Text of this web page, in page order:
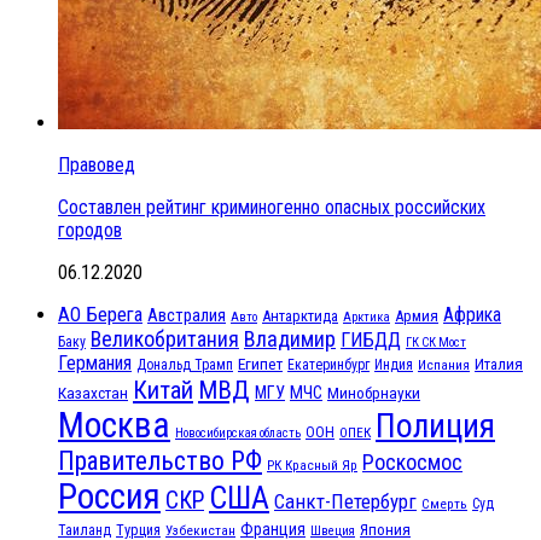
Правовед
Составлен рейтинг криминогенно опасных российских
городов
06.12.2020
АО Берега Австралия Авто Антарктида Арктика Армия Африка
Баку Великобритания Владимир ГИБДД ГК СК Мост
Германия Дональд Трамп Египет Екатеринбург Индия Испания Италия
Казахстан Китай МВД МГУ МЧС Минобрнауки
Москва Новосибирская область ООН ОПЕК Полиция
Правительство РФ РК Красный Яр Роскосмос
Россия СКР США Санкт-Петербург Смерть Суд
Таиланд Турция Узбекистан Франция Швеция Япония